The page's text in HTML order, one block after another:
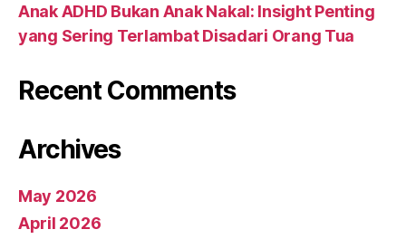
Anak ADHD Bukan Anak Nakal: Insight Penting
yang Sering Terlambat Disadari Orang Tua
Recent Comments
Archives
May 2026
April 2026